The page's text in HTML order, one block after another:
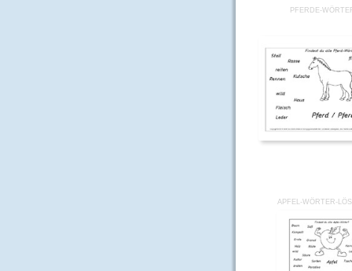
PFERDE-
APFEL-WÖRTER-